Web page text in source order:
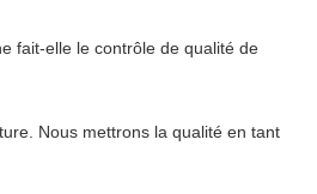
fait-elle le contrôle de qualité de
Nous mettrons la qualité en tant